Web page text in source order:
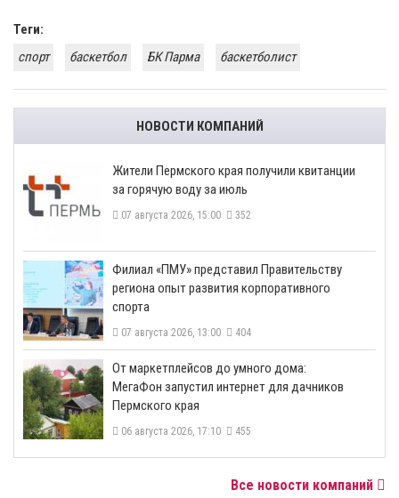
Теги:
спорт
баскетбол БК Парма баскетболист
НОВОСТИ КОМПАНИЙ
​Жители Пермского края получили квитанции
за горячую воду за июль
07 августа 2026, 15:00 352
​Филиал «ПМУ» представил Правительству
региона опыт развития корпоративного
спорта
07 августа 2026, 13:00 404
От маркетплейсов до умного дома:
МегаФон запустил интернет для дачников
Пермского края
06 августа 2026, 17:10 455
Все новости компаний